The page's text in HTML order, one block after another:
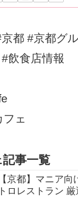
都 #京都グ
飲食店情報
ェ
事一覧
【京都】マニア
トロレストラン